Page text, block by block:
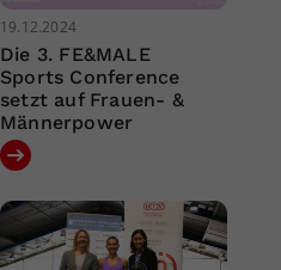
19.12.2024
Die 3. FE&MALE
Sports Conference
setzt auf Frauen- &
Männerpower